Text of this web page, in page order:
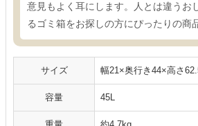
意見もよく耳にします。人とは違うお
るゴミ箱をお探しの方にぴったりの商
サイズ 幅21×奥行き44×高さ
容量 45L